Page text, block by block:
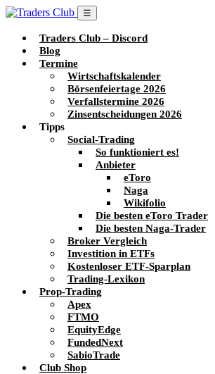
☰
Traders Club – Discord
Blog
Termine
Wirtschaftskalender
Börsenfeiertage 2026
Verfallstermine 2026
Zinsentscheidungen 2026
Tipps
Social-Trading
So funktioniert es!
Anbieter
eToro
Naga
Wikifolio
Die besten eToro Trader
Die besten Naga-Trader
Broker Vergleich
Investition in ETFs
Kostenloser ETF-Sparplan
Trading-Lexikon
Prop-Trading
Apex
FTMO
EquityEdge
FundedNext
SabioTrade
Club Shop